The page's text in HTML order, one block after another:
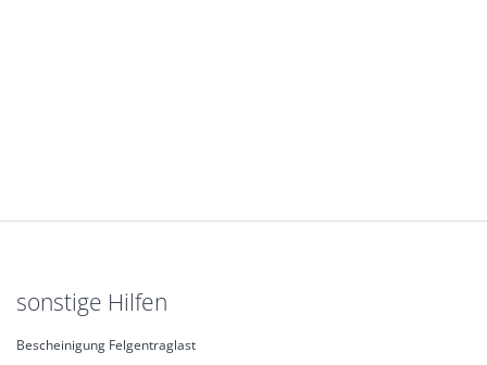
sonstige Hilfen
Bescheinigung Felgentraglast